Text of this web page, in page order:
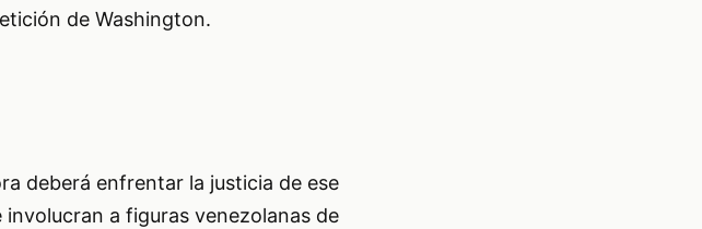
de Washington.
deberá enfrentar la justicia de ese
a figuras venezolanas de